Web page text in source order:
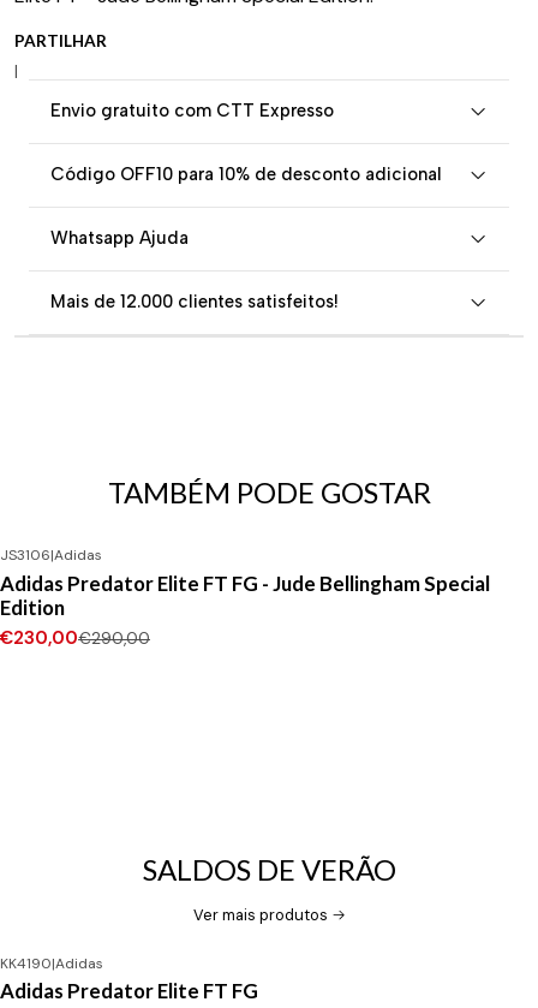
PARTILHAR
|
Envio gratuito com CTT Expresso
Código OFF10 para 10% de desconto adicional
Whatsapp Ajuda
Mais de 12.000 clientes satisfeitos!
TAMBÉM PODE GOSTAR
DESCONTO
JS3106|Adidas
Adidas Predator Elite FT FG - Jude Bellingham Special
Edition
€230,00€290,00
SALDOS DE VERÃO
Ver mais produtos
-24%DESCONTO
Novo
KK4190|Adidas
Adidas Predator Elite FT FG